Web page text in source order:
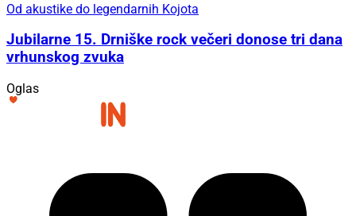
Od akustike do legendarnih Kojota
Jubilarne 15. Drniške rock večeri donose tri dana
vrhunskog zvuka
Oglas